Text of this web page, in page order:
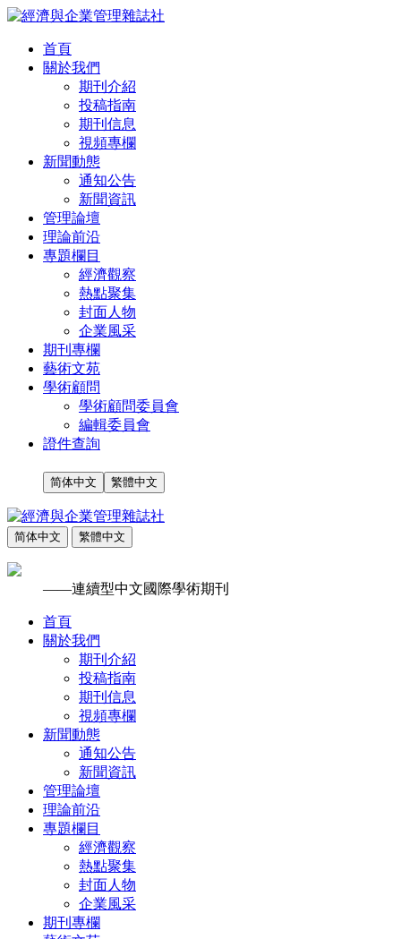
首頁
關於我們
期刊介紹
投稿指南
期刊信息
視頻專欄
新聞動態
通知公告
新聞資訊
管理論壇
理論前沿
專題欄目
經濟觀察
熱點聚集
封面人物
企業風采
期刊專欄
藝術文苑
學術顧問
學術顧問委員會
編輯委員會
證件查詢
简体中文 繁體中文
简体中文 繁體中文
——連續型中文國際學術期刊
首頁
關於我們
期刊介紹
投稿指南
期刊信息
視頻專欄
新聞動態
通知公告
新聞資訊
管理論壇
理論前沿
專題欄目
經濟觀察
熱點聚集
封面人物
企業風采
期刊專欄